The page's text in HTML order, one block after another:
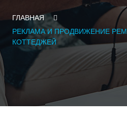
ГЛАВНАЯ
РЕКЛАМА И ПРОДВИЖЕНИЕ
КОТТЕДЖЕЙ